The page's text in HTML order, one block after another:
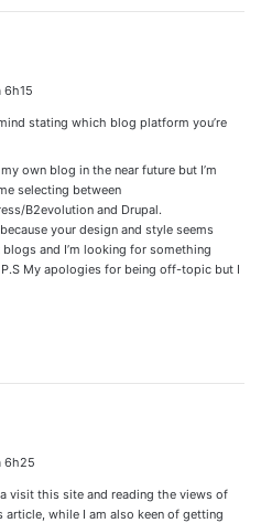
6h15
stating which blog platform you’re
own blog in the near future but I’m
selecting between
B2evolution and Drupal.
your design and style seems
and I’m looking for something
My apologies for being off-topic but I
6h25
a visit this site and reading the views of
article, while I am also keen of getting